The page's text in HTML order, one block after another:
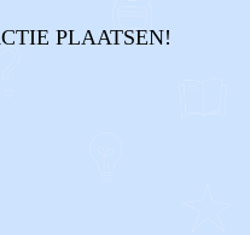
PLAATSEN!